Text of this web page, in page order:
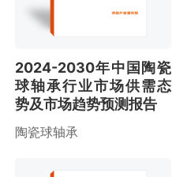
2024-2030年中国陶瓷
球轴承行业市场供需态
势及市场趋势预测报告
陶瓷球轴承